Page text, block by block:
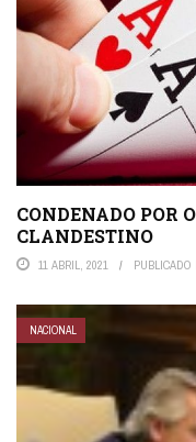
CONDENADO POR
CLANDESTINO
11 ABRIL, 2021 PUBLICADO
NACIONAL